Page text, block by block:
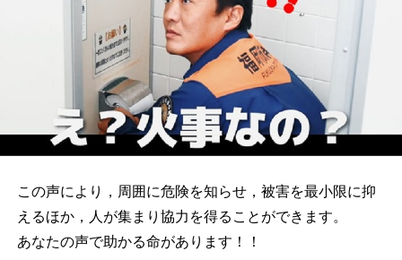
この声により，周囲に危険を知らせ，被害を最小限に抑
えるほか，人が集まり協力を得ることができます。
あなたの声で助かる命があります！！